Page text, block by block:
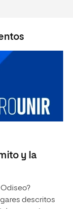
y la
descritos